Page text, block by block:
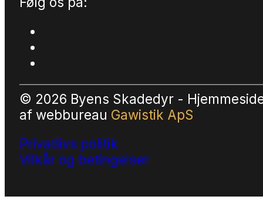
© 2026 Byens Skadedyr -
af webbureau Gawistik ApS
Privatlivs politik
Vilkår og betingelser